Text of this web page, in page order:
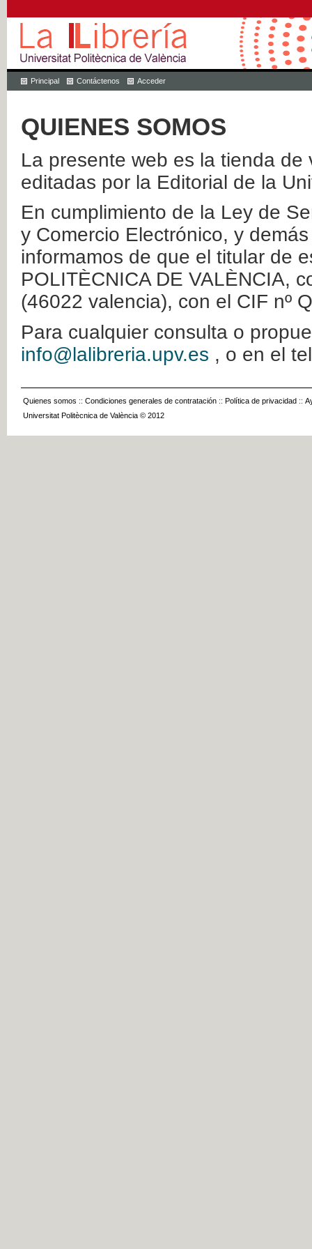
Principal Contáctenos Acceder
QUIENES SOMOS
La presente web es la tienda
editadas por la Editorial de la
En cumplimiento de la Ley de
y Comercio Electrónico, y
informamos de que el titular de
POLITÈCNICA DE VALÈNCIA,
(46022 valencia), con el CIF nº
Para cualquier consulta o
info@lalibreria.upv.es , o en el
Quienes somos :: Condiciones generales de contratación :: Política de privacidad ::
Universitat Politècnica de València © 2012